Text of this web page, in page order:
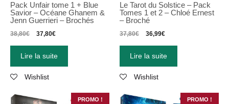
Pack Unfair tome 1 + Blue
Savior – Océane Ghanem &
Jenn Guerrieri – Brochés
38,80€ 37,80€
Lire la suite
Wishlist
Le Tarot du Solstice – Pack
Tomes 1 et 2 – Chloé Ernest
– Broché
37,80€ 36,99€
Lire la suite
Wishlist
PROMO ! PROMO !